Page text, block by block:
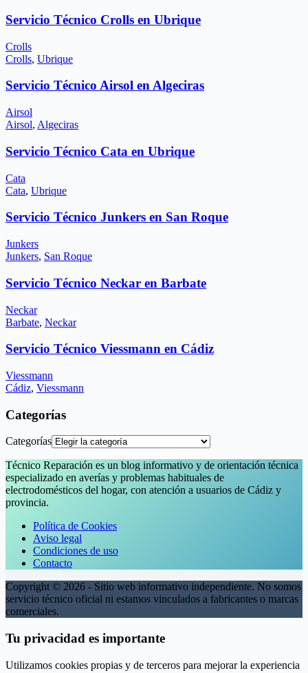
Servicio Técnico Crolls en Ubrique
Crolls
Crolls, Ubrique
Servicio Técnico Airsol en Algeciras
Airsol
Airsol, Algeciras
Servicio Técnico Cata en Ubrique
Cata
Cata, Ubrique
Servicio Técnico Junkers en San Roque
Junkers
Junkers, San Roque
Servicio Técnico Neckar en Barbate
Neckar
Barbate, Neckar
Servicio Técnico Viessmann en Cádiz
Viessmann
Cádiz, Viessmann
Categorías
Categorías
Técnico Reparación es un blog informativo y de orientación técnica
especializado en averías y problemas habituales de
electrodomésticos del hogar, con atención a usuarios de Cádiz y
provincia.
Política de Cookies
Aviso legal
Condiciones de uso
Contacto
Copyright © 2026 - Sitio web informativo independiente. No somos
servicio técnico oficial ni estamos vinculados a fabricantes o marcas
comerciales.
Tu privacidad es importante
Utilizamos cookies propias y de terceros para mejorar la experiencia